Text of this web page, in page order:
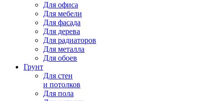
Для офиса
Для мебели
Для фасада
Для дерева
Для радиаторов
Для металла
Для обоев
Грунт
Для стен
и потолков
Для пола